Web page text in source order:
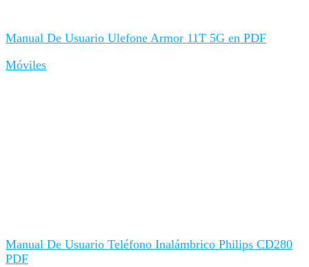
Manual De Usuario Ulefone Armor 11T 5G en PDF
Móviles
Manual De Usuario Teléfono Inalámbrico Philips CD280
PDF